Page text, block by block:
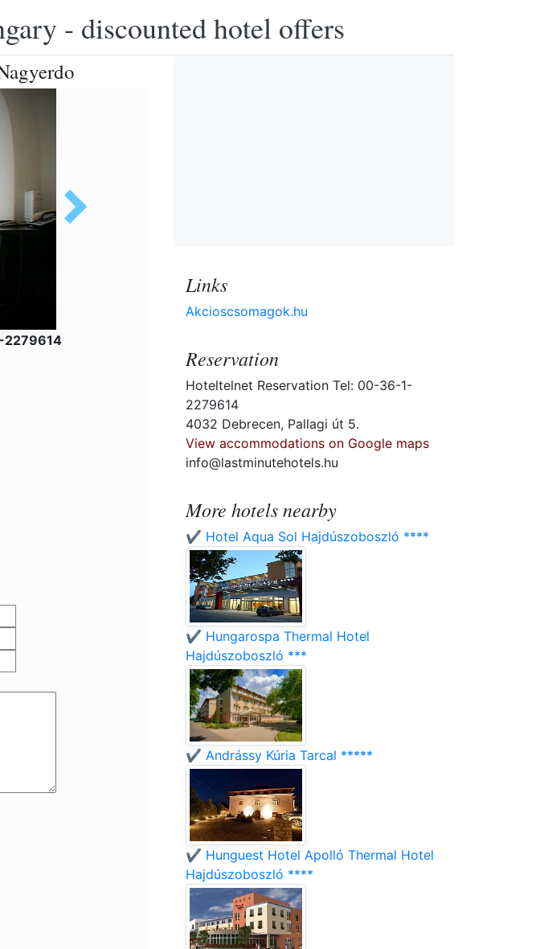
- discounted hotel offers
2279614
Links
Akcioscsomagok.hu
Reservation
Hoteltelnet Reservation Tel: 00-36-1-
2279614
4032 Debrecen, Pallagi út 5.
View accommodations on Google maps
info@lastminutehotels.hu
More hotels nearby
✔️ Hotel Aqua Sol Hajdúszoboszló ****
✔️ Hungarospa Thermal Hotel
Hajdúszoboszló ***
✔️ Andrássy Kúria Tarcal *****
✔️ Hunguest Hotel Apolló Thermal Hotel
Hajdúszoboszló ****